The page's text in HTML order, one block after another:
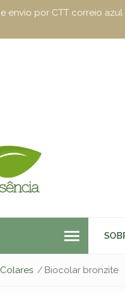
envio por CTT correio
Colares Biocolar bronzite